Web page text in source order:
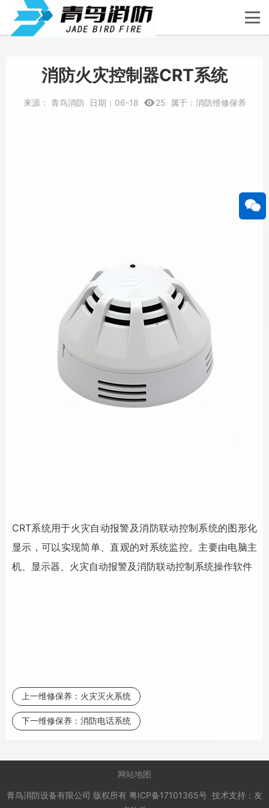
消防火灾控制器CRT系统
来源： 青鸟消防 日期： 06-18 25 属于： 消防维修保养
CRT系统用于火灾自动报警及消防联动控制系统的图形化
显示，可以实现简单、直观的对系统监控。主要由电脑主
机、显示器、火灾自动报警及消防联动控制系统操作软件
上一维修保养： 火灾灭火系统
下一维修保养： 消防电话系统
网站地图
青鸟消防设备有限公司 版权所有 粤ICP备17101365号 技术支持： 友